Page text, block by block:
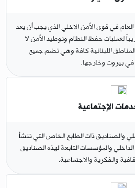
في قوى الأمن الاخلي الذي يجب أن يعد
لعمليات حفظ النظام وتوطيد الأمن لا
اللبنانية كافة وهي تضم جميع
في بيروت وخارجها.
الإجتماعية
والصناديق ذات الطابع الخاص التي تنشأ
والمؤسسات التابعة لهذه الصناديق
والفكرية والاجتماعية.